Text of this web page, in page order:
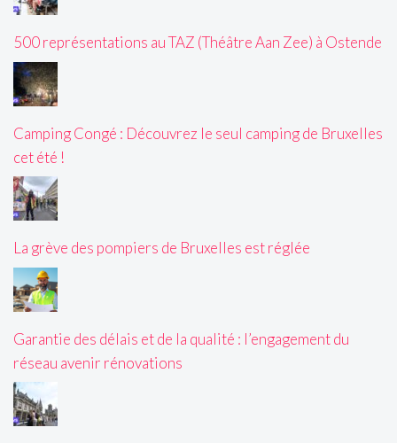
500 représentations au TAZ (Théâtre Aan Zee) à Ostende
Camping Congé : Découvrez le seul camping de Bruxelles
cet été !
La grève des pompiers de Bruxelles est réglée
Garantie des délais et de la qualité : l’engagement du
réseau avenir rénovations